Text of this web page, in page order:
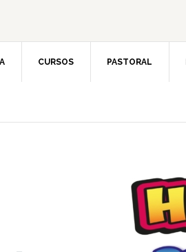
CURSOS PASTORAL